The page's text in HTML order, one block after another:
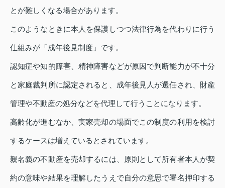
とが難しくなる場合があります。
このようなときに本人を保護しつつ法律行為を代わりに行う
仕組みが「成年後見制度」です。
認知症や知的障害、精神障害などが原因で判断能力が不十分
と家庭裁判所に認定されると、成年後見人が選任され、財産
管理や不動産の処分などを代理して行うことになります。
高齢化が進むなか、実家売却の場面でこの制度の利用を検討
するケースは増えているとされています。
親名義の不動産を売却するには、原則として所有者本人が契
約の意味や結果を理解したうえで自分の意思で署名押印する